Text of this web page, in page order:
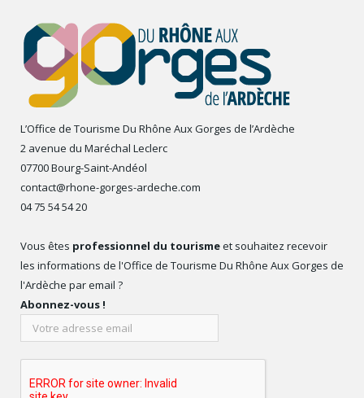
L’Office de Tourisme Du Rhône Aux Gorges de l’Ardèche
2 avenue du Maréchal Leclerc
07700 Bourg-Saint-Andéol
contact@rhone-gorges-ardeche.com
04 75 54 54 20
Vous êtes professionnel du tourismeet souhaitez recevoir
les informations de l'Office de Tourisme Du Rhône Aux Gorges de
l'Ardèche par email ?
Abonnez-vous !